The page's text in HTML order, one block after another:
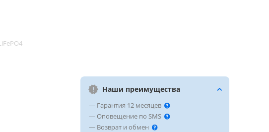
Наши преимущества
— Гарантия 12 месяцев
— Оповещение по SMS
— Возврат и обмен